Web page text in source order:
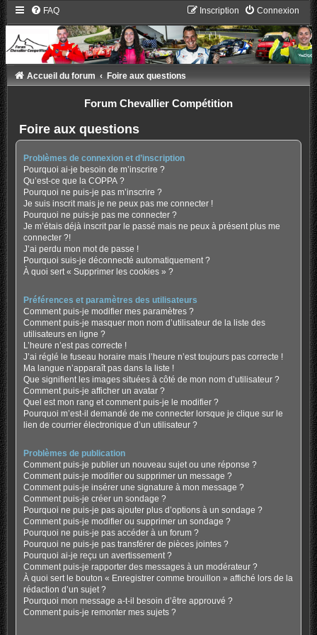
FAQ Connexion
Inscription
Accueil du forum Foire aux questions
Forum Chevallier Compétition
Foire aux questions
Problèmes de connexion et d’inscription
Pourquoi ai-je besoin de m’inscrire ?
Qu’est-ce que la COPPA ?
Pourquoi ne puis-je pas m’inscrire ?
Je suis inscrit mais je ne peux pas me connecter !
Pourquoi ne puis-je pas me connecter ?
Je m’étais déjà inscrit par le passé mais ne peux à présent plus me
connecter ?!
J’ai perdu mon mot de passe !
Pourquoi suis-je déconnecté automatiquement ?
À quoi sert « Supprimer les cookies » ?
Préférences et paramètres des utilisateurs
Comment puis-je modifier mes paramètres ?
Comment puis-je masquer mon nom d’utilisateur de la liste des
utilisateurs en ligne ?
L’heure n’est pas correcte !
J’ai réglé le fuseau horaire mais l’heure n’est toujours pas correcte !
Ma langue n’apparaît pas dans la liste !
Que signifient les images situées à côté de mon nom d’utilisateur ?
Comment puis-je afficher un avatar ?
Quel est mon rang et comment puis-je le modifier ?
Pourquoi m’est-il demandé de me connecter lorsque je clique sur le
lien de courrier électronique d’un utilisateur ?
Problèmes de publication
Comment puis-je publier un nouveau sujet ou une réponse ?
Comment puis-je modifier ou supprimer un message ?
Comment puis-je insérer une signature à mon message ?
Comment puis-je créer un sondage ?
Pourquoi ne puis-je pas ajouter plus d’options à un sondage ?
Comment puis-je modifier ou supprimer un sondage ?
Pourquoi ne puis-je pas accéder à un forum ?
Pourquoi ne puis-je pas transférer de pièces jointes ?
Pourquoi ai-je reçu un avertissement ?
Comment puis-je rapporter des messages à un modérateur ?
À quoi sert le bouton « Enregistrer comme brouillon » affiché lors de la
rédaction d’un sujet ?
Pourquoi mon message a-t-il besoin d’être approuvé ?
Comment puis-je remonter mes sujets ?